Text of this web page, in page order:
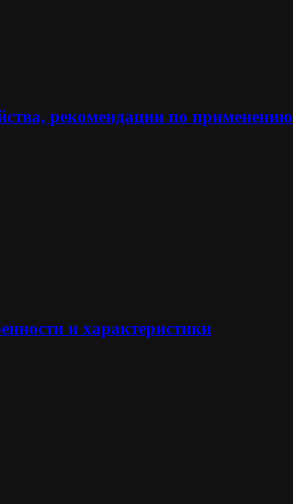
рекомендации по применению
и характеристики